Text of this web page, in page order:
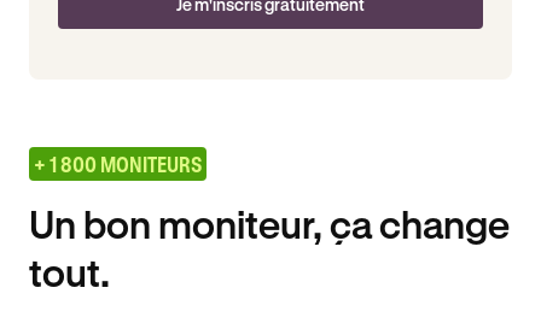
Je m'inscris gratuitement
+ 1 800 MONITEURS
Un bon moniteur, ça change
tout.